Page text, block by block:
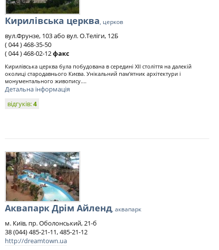
Кирилівська церква, церков
вул.Фрунзе, 103 або вул. О.Теліги, 12Б
( 044 ) 468-35-50
( 044 ) 468-02-12факс
Кирилівська церква була побудована в середині XII століття на далекій
околиці стародавнього Києва. Унікальний пам'ятник архітектури і
монументального живопису....
Детальна інформація
відгуків:4
Аквапарк Дрім Айленд, аквапарк
м. Київ, пр. Оболонський, 21-б
38 (044) 485-21-11, 485-21-12
http://dreamtown.ua